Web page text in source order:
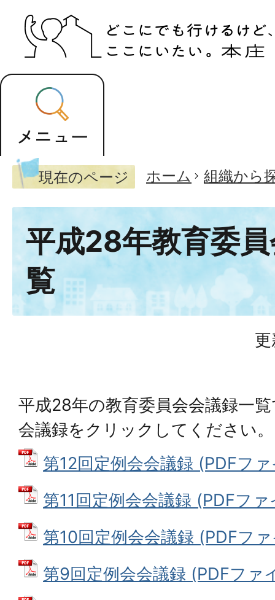
現在のページ ホーム 組織から
平成28年教育委
覧
平成28年の教育委員会会議録一
会議録をクリックしてください。
第12回定例会会議録 (PDFフ
第11回定例会会議録 (PDFフ
第10回定例会会議録 (PDFフ
第9回定例会会議録 (PDFファ